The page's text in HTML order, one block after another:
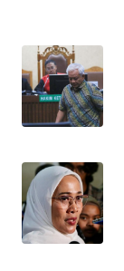
WN
SULUT
MALUKU
WN
MALUT